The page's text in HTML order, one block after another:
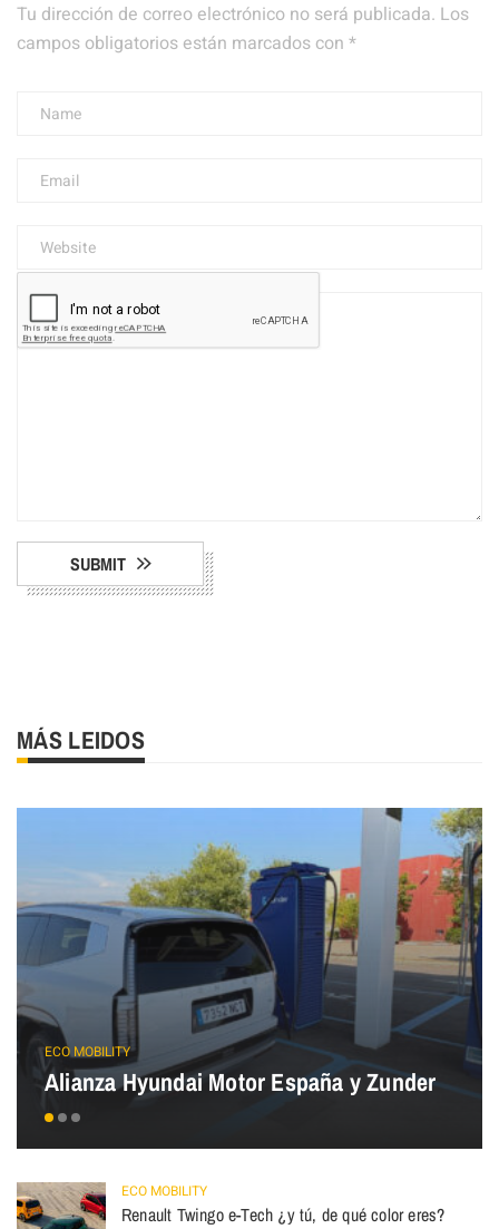
Tu dirección de correo electrónico no será publicada. Los
campos obligatorios están marcados con *
SUBMIT
MÁS LEIDOS
ECO MOBILITY
Alianza Hyundai Motor España y Zunder
ECO MOBILITY
Renault Twingo e-Tech ¿y tú, de qué color eres?